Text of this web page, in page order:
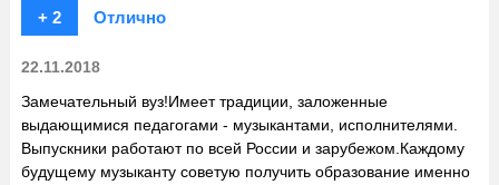
+ 2
Отлично
22.11.2018
Замечательный вуз!Имеет традиции, заложенные
выдающимися педагогами - музыкантами, исполнителями.
Выпускники работают по всей России и зарубежом.Каждому
будущему музыканту советую получить образование именно